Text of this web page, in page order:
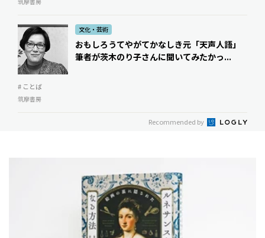
文化・芸術
おもしろうてやがてかなしき――元「天声人語」
筆者が茨木のり子さんに聞いてみたかっ...
# ことば
筑摩書房
Recommended by